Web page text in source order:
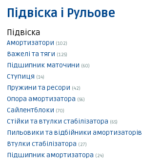
Підвіска і Рульове
Підвіска
Амортизатори (102)
Важелі та тяги (125)
Підшипник маточини (60)
Ступиця (14)
Пружини та ресори (42)
Опора амортизатора (56)
Сайлентблоки (70)
Стійки та втулки стабілізатора (65)
Пильовики та відбійники амортизаторів
Втулки стабілізатора (27)
Підшипник амортизатора (24)